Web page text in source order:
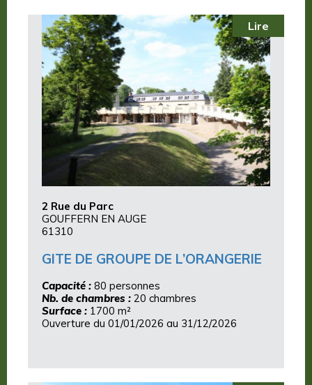
Lire
2 Rue du Parc
GOUFFERN EN AUGE
61310
GITE DE GROUPE DE L’ORANGERIE
Capacité : 80 personnes
Nb. de chambres : 20 chambres
Surface : 1700 m²
Ouverture du 01/01/2026 au 31/12/2026